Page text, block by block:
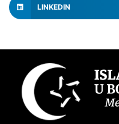
LINKEDIN